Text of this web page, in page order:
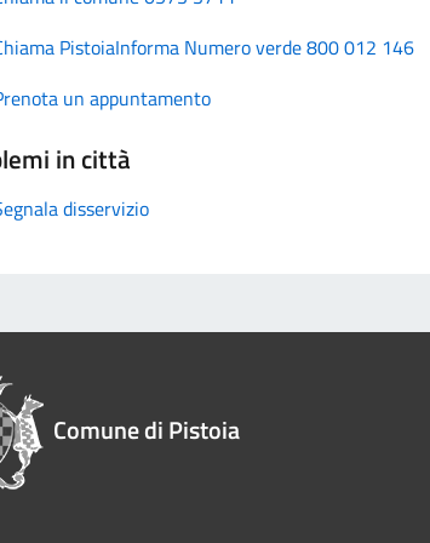
PistoiaInforma Numero verde 800 012 146
un appuntamento
in città
disservizio
Comune di Pistoia